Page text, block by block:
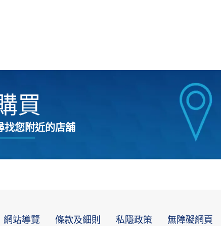
買
找您附近的店舖
網站導覽 條款及細則 私隱政策 無障礙網頁